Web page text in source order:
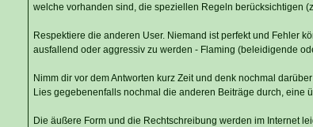
welche vorhanden sind, die speziellen Regeln berücksichtigen
Respektiere die anderen User. Niemand ist perfekt und Fehler
ausfallend oder aggressiv zu werden - Flaming (beleidigende
Nimm dir vor dem Antworten kurz Zeit und denk nochmal
Lies gegebenenfalls nochmal die anderen Beiträge durch, eine
Die äußere Form und die Rechtschreibung werden im Internet